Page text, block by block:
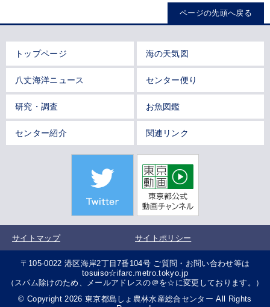
ページの先頭へ戻る
トップページ 海の天気図
八丈海洋ニュース センター便り
研究・調査 お魚図鑑
センター紹介 関連リンク
サイトマップ サイトポリシー
〒105-0022 港区海岸2丁目7番104号 ご質問・お問い合わせ等は
tosuiso☆ifarc.metro.tokyo.jp
（スパム除けのため、メールアドレスの＠を☆に変更しております。）
© Copyright 2026 東京都島しょ農林水産総合センター All Rights